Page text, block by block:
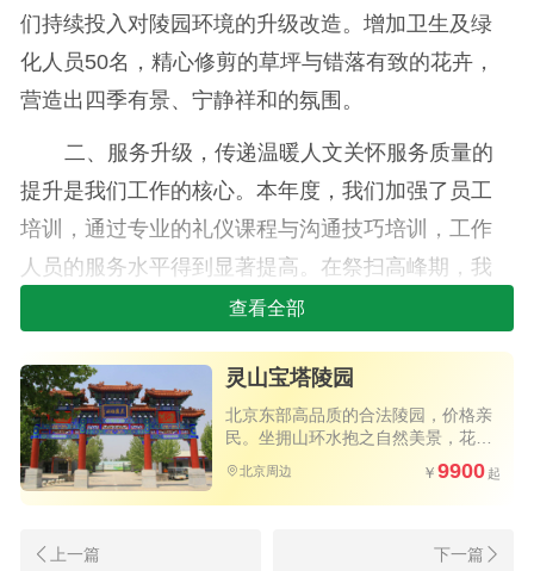
们持续投入对陵园环境的升级改造。增加卫生及绿
化人员50名，精心修剪的草坪与错落有致的花卉，
营造出四季有景、宁静祥和的氛围。
二、服务升级，传递温暖人文关怀服务质量的
提升是我们工作的核心。本年度，我们加强了员工
培训，通过专业的礼仪课程与沟通技巧培训，工作
人员的服务水平得到显著提高。在祭扫高峰期，我
们增派了引导人员，为家属提供路线指引、祭扫用
出了线上祭扫预约平台，极大方便了家属安排行
程，减少现场等待时间。
三、文化传承，弘扬传统殡葬文化灵山宝塔陵
园致力于殡葬文化的传承与弘扬。过去一年举办了
由廊坊红十字会主办，灵山宝塔陵园承办名为《生
查看全部
灵山宝塔陵园
北京东部高品质的合法陵园，价格亲
民。坐拥山环水抱之自然美景，花园
式环境三季花开不败，四季绿意盎
然，高速直达。
北京周边 9900